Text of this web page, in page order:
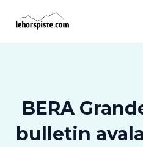
BERA
bulletin